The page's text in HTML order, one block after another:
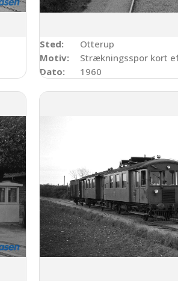
Sted:
Otterup
Motiv:
Strækningsspor kort
Dato:
1960